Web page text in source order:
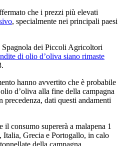
che i prezzi più elevati
, specialmente nei principali paesi
Spagnola dei Piccoli Agricoltori
di olio d’oliva siano rimaste
hanno avvertito che è probabile
d’oliva alla fine della campagna
dati questi andamenti
consumo supererà a malapena 1
Grecia e Portogallo, in calo
della campagna